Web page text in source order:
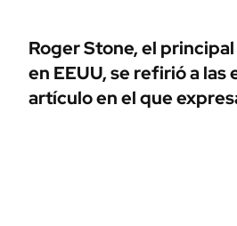
Roger Stone, el
en EEUU, se refirió a
artículo en el que